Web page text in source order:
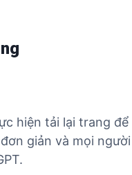
hiện tải lại trang để
giản và mọi